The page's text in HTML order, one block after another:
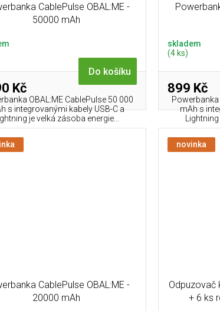
CablePulse OBAL:ME -
50000 mAh
Kč
Do košíku
OBAL:ME CablePulse 50 000
s integrovanými kabely USB-C a
je velká zásoba energie...
skladem
(4 ks)
899 Kč
Powerbanka
mAh s
CablePulse OBAL:ME -
20000 mAh
novinka
Odpuzovač
+ 6 ks